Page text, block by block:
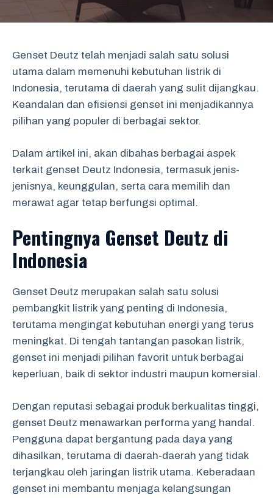
Genset Deutz telah menjadi salah satu solusi
utama dalam memenuhi kebutuhan listrik di
Indonesia, terutama di daerah yang sulit dijangkau.
Keandalan dan efisiensi genset ini menjadikannya
pilihan yang populer di berbagai sektor.
Dalam artikel ini, akan dibahas berbagai aspek
terkait genset Deutz Indonesia, termasuk jenis-
jenisnya, keunggulan, serta cara memilih dan
merawat agar tetap berfungsi optimal.
Pentingnya Genset Deutz di
Indonesia
Genset Deutz merupakan salah satu solusi
pembangkit listrik yang penting di Indonesia,
terutama mengingat kebutuhan energi yang terus
meningkat. Di tengah tantangan pasokan listrik,
genset ini menjadi pilihan favorit untuk berbagai
keperluan, baik di sektor industri maupun komersial.
Dengan reputasi sebagai produk berkualitas tinggi,
genset Deutz menawarkan performa yang handal.
Pengguna dapat bergantung pada daya yang
dihasilkan, terutama di daerah-daerah yang tidak
terjangkau oleh jaringan listrik utama. Keberadaan
genset ini membantu menjaga kelangsungan